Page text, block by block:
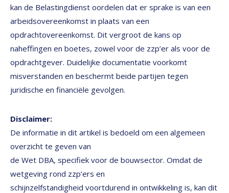
kan de Belastingdienst oordelen dat er sprake is van een
arbeidsovereenkomst in plaats van een
opdrachtovereenkomst. Dit vergroot de kans op
naheffingen en boetes, zowel voor de zzp’er als voor de
opdrachtgever. Duidelijke documentatie voorkomt
misverstanden en beschermt beide partijen tegen
juridische en financiële gevolgen.
Disclaimer:
De informatie in dit artikel is bedoeld om een algemeen
overzicht te geven van
de Wet DBA, specifiek voor de bouwsector. Omdat de
wetgeving rond zzp’ers en
schijnzelfstandigheid voortdurend in ontwikkeling is, kan dit